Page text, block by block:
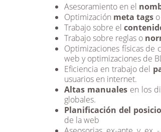
Asesoramiento en el
Optimización meta tags
Trabajo sobre el
Trabajo sobre reglas o
Optimizaciones físicas de
web y optimizaciones de
Eficiencia en trabajo del
usuarios en internet.
Altas manuales en los
globales.
Planificación del
de la web